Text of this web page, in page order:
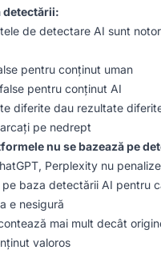
detectării:
de detectare AI sunt
pentru conținut uman
pentru conținut AI
diferite dau rezultate
pe nedrept
nu se bazează pe
Perplexity nu
baza detectării AI pentru
e nesigură
mai mult decât
valoros